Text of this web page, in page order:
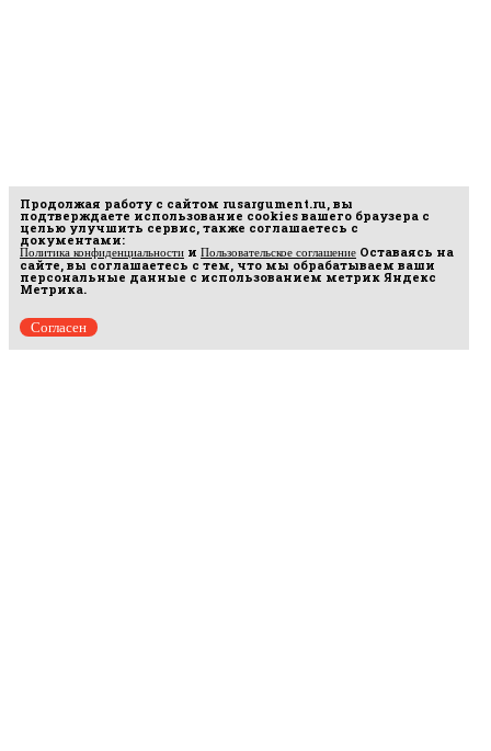
Продолжая работу с сайтом rusargument.ru, вы
подтверждаете использование cookies вашего браузера с
целью улучшить сервис, также соглашаетесь с
документами:
Политика конфиденциальности и Пользовательское соглашение Оставаясь на
сайте, вы соглашаетесь с тем, что мы обрабатываем ваши
персональные данные с использованием метрик Яндекс
Метрика.
Согласен